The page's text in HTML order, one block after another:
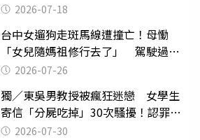
2026-07-18
台中女遛狗走斑馬線遭撞亡！母慟
「女兒隨媽祖修行去了」 駕駛過失
致死判9月
2026-07-26
獨／東吳男教授被瘋狂迷戀 女學生
寄信「分屍吃掉」30次騷擾！認罪免
關 2026-07-30